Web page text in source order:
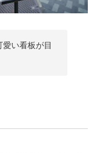
い看板が目